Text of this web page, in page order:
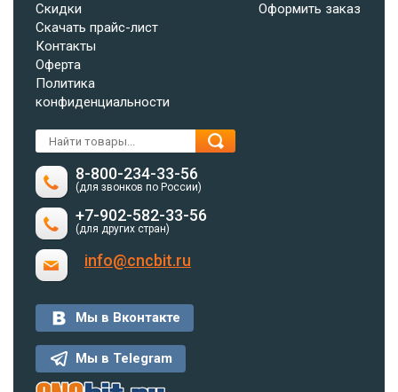
Скидки
Скачать прайс-лист
Контакты
Оферта
Политика
конфиденциальности
Оформить заказ
8-800-234-33-56
(для звонков по России)
+7-902-582-33-56
(для других стран)
info@cncbit.ru
Мы в Вконтакте
Мы в Telegram